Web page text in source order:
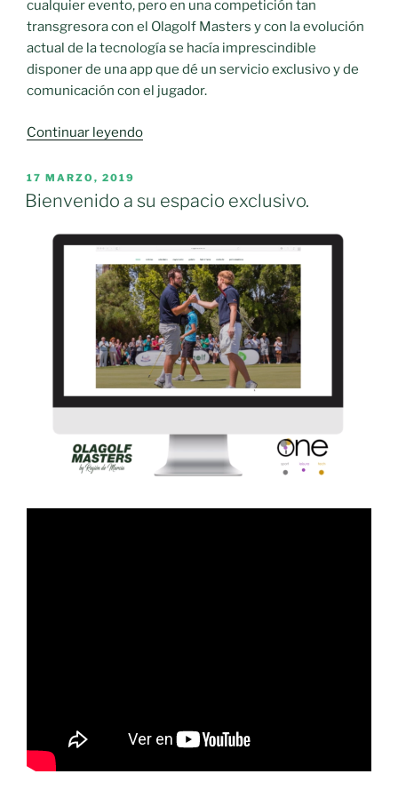
cualquier evento, pero en una competición tan
transgresora con el Olagolf Masters y con la evolución
actual de la tecnología se hacía imprescindible
disponer de una app que dé un servicio exclusivo y de
comunicación con el jugador.
Continuar leyendo«App
siempre
en
el
camino.»
PUBLICADO
EL
17 MARZO, 2019
Bienvenido a su espacio exclusivo.